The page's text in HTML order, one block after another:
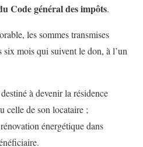
Code général des impôts.
les sommes transmises
six mois qui suivent le don, à l’un
à devenir la résidence
celle de son locataire ;
énergétique dans